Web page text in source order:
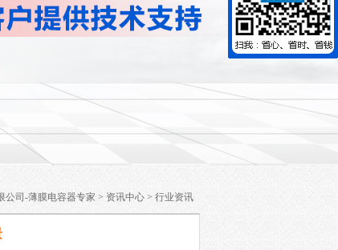
公司-薄膜电容器专家 > 资讯中心 > 行业资讯